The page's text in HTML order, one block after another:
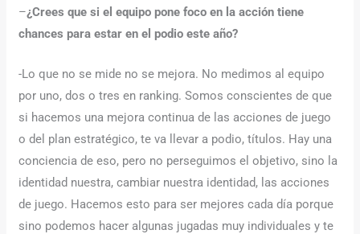
–¿Crees que si el equipo pone foco en la acción tiene
chances para estar en el podio este año?
-Lo que no se mide no se mejora. No medimos al equipo
por uno, dos o tres en ranking. Somos conscientes de que
si hacemos una mejora continua de las acciones de juego
o del plan estratégico, te va llevar a podio, títulos. Hay una
conciencia de eso, pero no perseguimos el objetivo, sino la
identidad nuestra, cambiar nuestra identidad, las acciones
de juego. Hacemos esto para ser mejores cada día porque
sino podemos hacer algunas jugadas muy individuales y te